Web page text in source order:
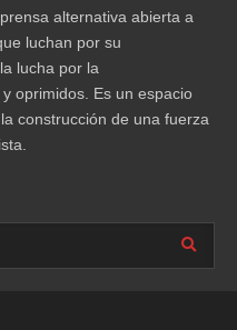
alternativa abierta a
luchan por su
lucha por la
oprimidos. Es un espacio
construcción de una fuerza